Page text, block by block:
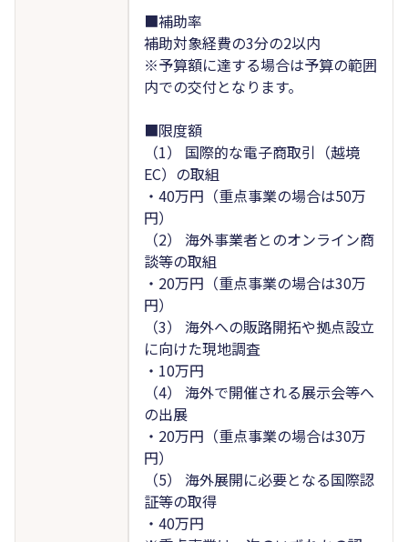
■補助率
補助対象経費の3分の2以内
※予算額に達する場合は予算の範囲
内での交付となります。
■限度額
（1） 国際的な電子商取引（越境
EC）の取組
・40万円（重点事業の場合は50万
円）
（2） 海外事業者とのオンライン商
談等の取組
・20万円（重点事業の場合は30万
円）
（3） 海外への販路開拓や拠点設立
に向けた現地調査
・10万円
（4） 海外で開催される展示会等へ
の出展
・20万円（重点事業の場合は30万
円）
（5） 海外展開に必要となる国際認
証等の取得
・40万円